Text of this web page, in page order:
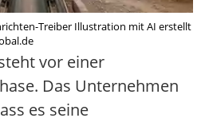
Treiber Illustration mit AI erstellt
vor einer
Das Unternehmen
es seine